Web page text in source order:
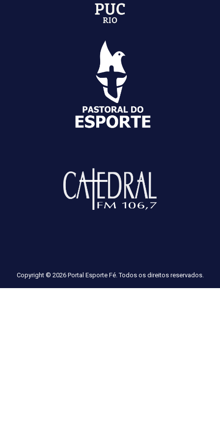
Copyright © 2026 Portal Esporte Fé. Todos os direitos reservados.